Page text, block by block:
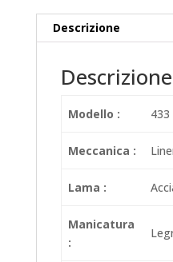
Descrizione
Descrizione
Modello : 433
Meccanica :
Lama :
Manicatura
: